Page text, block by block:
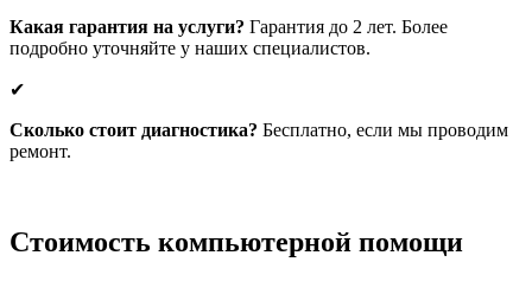
Какая гарантия на услуги? Гарантия до 2 лет. Более
подробно уточняйте у наших специалистов.
✔
Сколько стоит диагностика? Бесплатно, если мы проводим
ремонт.
Стоимость компьютерной помощи